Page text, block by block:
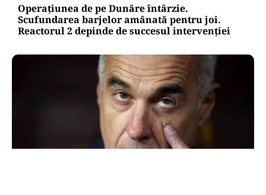
Operațiunea de pe Dunăre întârzie.
Scufundarea barjelor amânată pentru joi.
Reactorul 2 depinde de succesul intervenției